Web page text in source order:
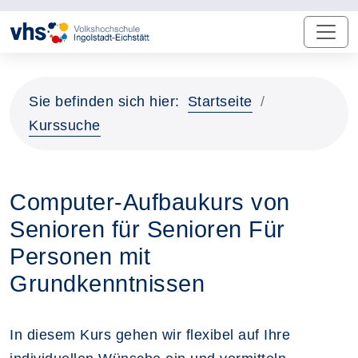
Sie befinden sich hier:
Startseite
Kurssuche
Computer-Aufbaukurs von
Senioren für Senioren Für
Personen mit
Grundkenntnissen
In diesem Kurs gehen wir flexibel auf Ihre